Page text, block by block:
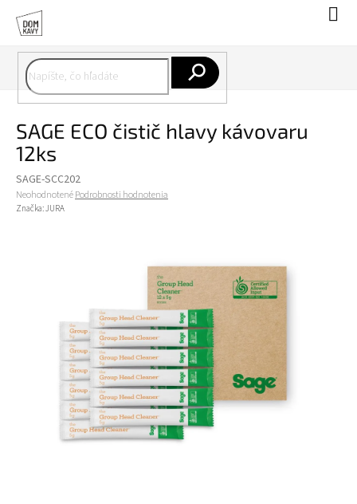
obsah
SAGE ECO čistič hlavy kávovaru
12ks
SAGE-SCC202
Priemerné
hodnotenie
NeohodnotenéPodrobnosti hodnotenia
Značka:JURA